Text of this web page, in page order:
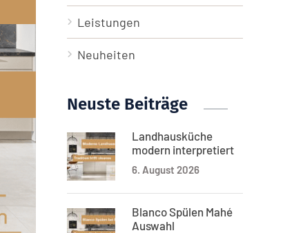
Leistungen
Neuheiten
Neuste Beiträge
Landhausküche
modern interpretiert
6. August 2026
Blanco Spülen Mahé
Auswahl